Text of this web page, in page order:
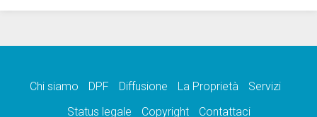
Chi siamo DPF Diffusione La Proprietà
Servizi
Status legale
Copyright Contattaci